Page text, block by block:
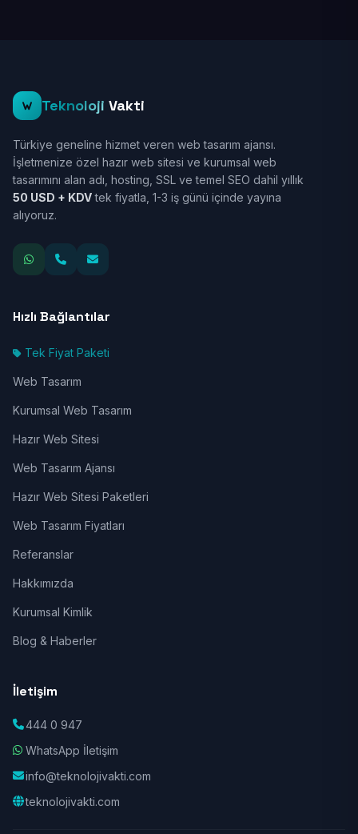
Teknoloji Vakti
Türkiye geneline hizmet veren web tasarım ajansı.
İşletmenize özel hazır web sitesi ve kurumsal web
tasarımını alan adı, hosting, SSL ve temel SEO dahil yıllık
50 USD + KDVtek fiyatla, 1-3 iş günü içinde yayına
alıyoruz.
Hızlı Bağlantılar
Tek Fiyat Paketi
Web Tasarım
Kurumsal Web Tasarım
Hazır Web Sitesi
Web Tasarım Ajansı
Hazır Web Sitesi Paketleri
Web Tasarım Fiyatları
Referanslar
Hakkımızda
Kurumsal Kimlik
Blog & Haberler
İletişim
444 0 947
WhatsApp İletişim
info@teknolojivakti.com
teknolojivakti.com